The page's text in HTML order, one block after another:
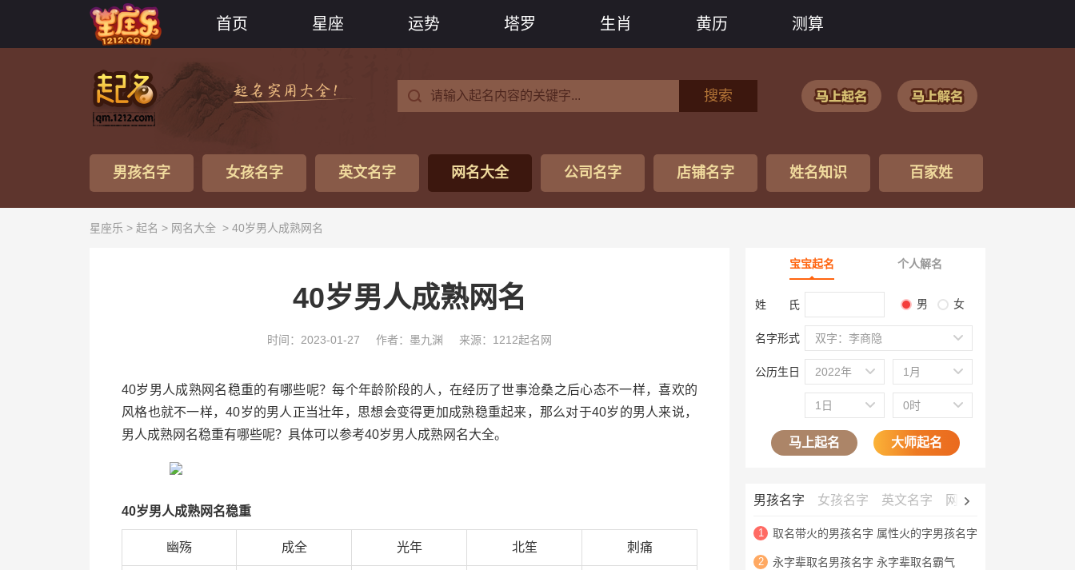
首页 星座 运势 塔罗 生肖 黄历 测算
搜索
男孩名字 女孩名字 英文名字 网名大全 公司名字 店铺名字 姓名知识 百家姓
星座乐 > 起名 > 网名大全 > 40岁男人成熟网名
40岁男人成熟网名
时间：2023-01-27 作者：墨九渊 来源：1212起名网
40岁男人成熟网名稳重的有哪些呢？每个年龄阶段的人，在经历了世事沧桑之后心态不一样，喜欢的
风格也就不一样，40岁的男人正当壮年，思想会变得更加成熟稳重起来，那么对于40岁的男人来说，
男人成熟网名稳重有哪些呢？具体可以参考40岁男人成熟网名大全。
40岁男人成熟网名稳重
幽殇 成全 光年 北笙 刺痛
宝宝起名 个人解名
姓 氏 男 女
名字形式 双字：李商隐
公历生日 2022年 1月
1日 0时
马上起名 大师起名
男孩名字 女孩名字 英文名字 网名大全
1 取名带火的男孩名字 属性火的字男孩名字
2 永字辈取名男孩名字 永字辈取名霸气